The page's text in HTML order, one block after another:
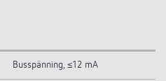
Busspänning, ≤12 mA